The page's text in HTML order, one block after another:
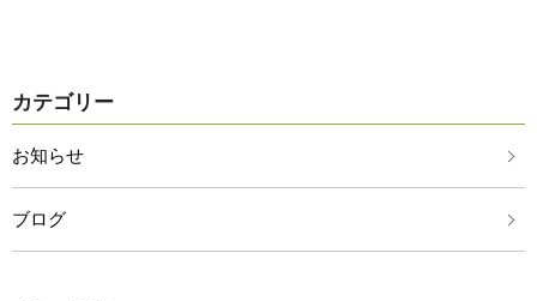
カテゴリー
お知らせ
ブログ